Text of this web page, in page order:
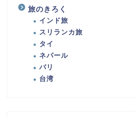
旅のきろく
インド旅
スリランカ旅
タイ
ネパール
バリ
台湾